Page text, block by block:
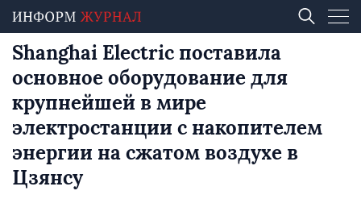
Shanghai Electric поставила
основное оборудование для
крупнейшей в мире
электростанции с накопителем
энергии на сжатом воздухе в
Цзянсу